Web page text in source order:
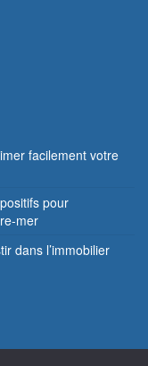
facilement votre
pour
mer
dans l’immobilier